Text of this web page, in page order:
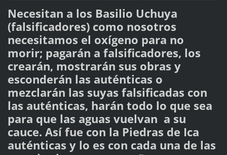
Necesitan a los Basilio Uchuya
(falsificadores) como nosotros
necesitamos el oxígeno para no
morir; pagarán a falsificadores, los
crearán, mostrarán sus obras y
esconderán las auténticas o
mezclarán las suyas falsificadas con
las auténticas, harán todo lo que sea
para que las aguas vuelvan a su
cauce. Así fue con la Piedras de Ica
auténticas y lo es con cada una de las